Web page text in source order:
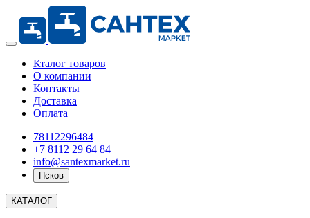
Кталог товаров
О компании
Контакты
Доставка
Оплата
78112296484
+7 8112 29 64 84
info@santexmarket.ru
Псков
КАТАЛОГ